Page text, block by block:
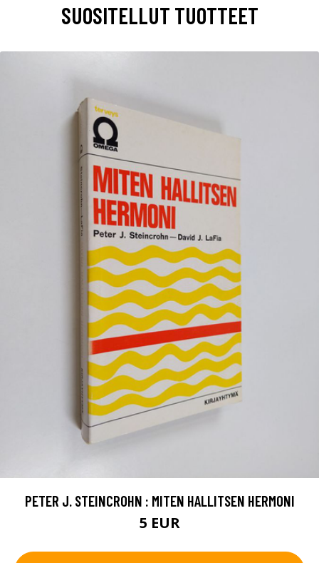
SUOSITELLUT TUOTTEET
PETER J. STEINCROHN : MITEN HALLITSEN HERMONI
5 EUR